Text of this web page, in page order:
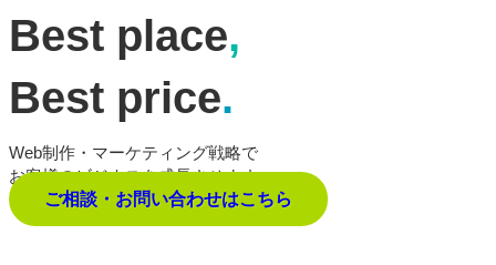
Best place,
Best price.
Web制作・マーケティング戦略で
お客様のビジネスを成長させます。
ご相談・お問い合わせはこちら